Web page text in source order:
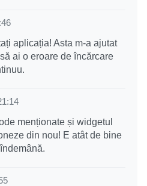
aplicația! Asta m-a ajutat
ai o eroare de încărcare
menționate și widgetul
din nou! E atât de bine